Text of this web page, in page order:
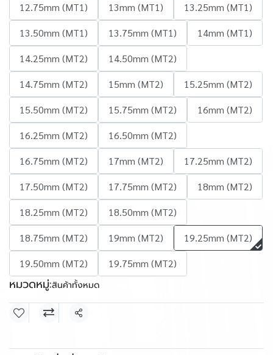
12.75mm (MT1)
13mm (MT1)
13.25mm (MT1)
13.50mm (MT1)
13.75mm (MT1)
14mm (MT1)
14.25mm (MT2)
14.50mm (MT2)
14.75mm (MT2)
15mm (MT2)
15.25mm (MT2)
15.50mm (MT2)
15.75mm (MT2)
16mm (MT2)
16.25mm (MT2)
16.50mm (MT2)
16.75mm (MT2)
17mm (MT2)
17.25mm (MT2)
17.50mm (MT2)
17.75mm (MT2)
18mm (MT2)
18.25mm (MT2)
18.50mm (MT2)
18.75mm (MT2)
19mm (MT2)
19.25mm (MT2)
19.50mm (MT2)
19.75mm (MT2)
หมวดหมู่:สินค้าทั้งหมด
แชร์